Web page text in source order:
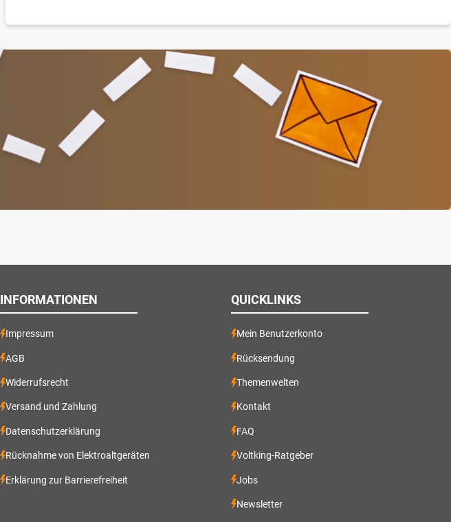
INFORMATIONEN
Impressum
AGB
Widerrufsrecht
Versand und Zahlung
Datenschutzerklärung
Rücknahme von Elektroaltgeräten
Erklärung zur Barrierefreiheit
QUICKLINKS
Mein Benutzerkonto
Rücksendung
Themenwelten
Kontakt
FAQ
Voltking-Ratgeber
Jobs
Newsletter